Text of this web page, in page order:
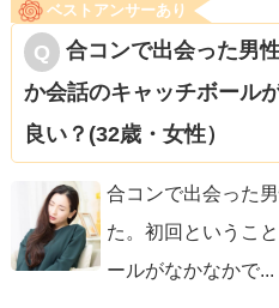
ベストアンサーあり
合コンで出会った男
か会話のキャッチボール
良い？(32歳・女性）
合コンで出会った
た。初回というこ
ールがなかなかで...